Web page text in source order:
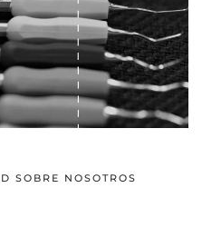
SOBRE NOSOTROS